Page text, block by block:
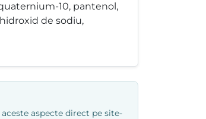
10, pantenol,
de sodiu,
aspecte direct pe site-